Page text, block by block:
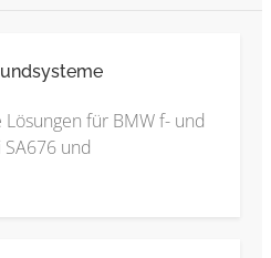
für BMW f- und
und